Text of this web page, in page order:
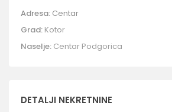
Adresa: Centar
Grad: Kotor
Naselje: Centar Podgorica
DETALJI NEKRETNINE